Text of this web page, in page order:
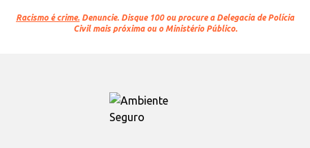
Racismo é crime. Denuncie. Disque 100 ou procure a Delegacia de Polícia
Civil mais próxima ou o Ministério Público.